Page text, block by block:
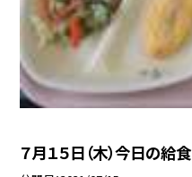
７月１５日（木）今日の給食